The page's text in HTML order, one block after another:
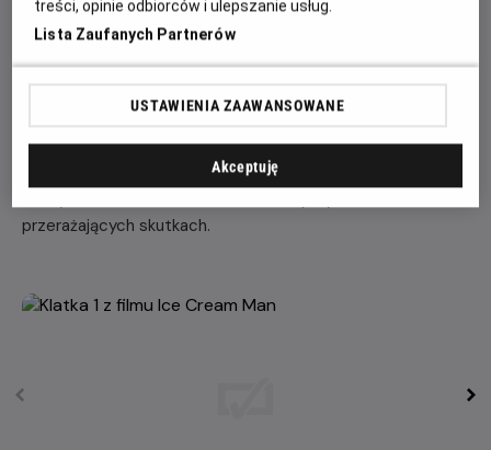
końcu został zrealizowany w ramach nowej wytwórni
horrorów reżysera, The Horror Section. Prawa do
Dimension należące do Studiocanal.
Akcja filmu toczy się w idyllicznym, letnim miasteczku,
które pogrąża się w chaosie, gdy sprzedawca lodów
przerażających skutkach.
treści, opinie odbiorców i ulepszanie usług.
Lista Zaufanych Partnerów
USTAWIENIA ZAAWANSOWANE
Akceptuję